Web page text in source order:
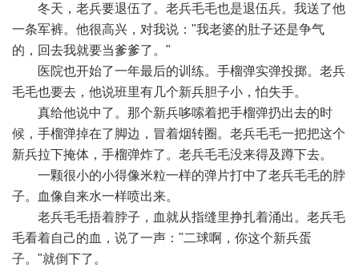
冬天，老兵要退伍了。老兵毛毛也是退伍兵。我送了他
一条军裤。他很高兴，对我说："我老婆的肚子还是争气
的，回去我就要当爹爹了。"
医院也开始了一年最后的训练。手榴弹实弹投掷。老兵
毛毛也要去，他说班里有几个新兵胆子小，怕失手。
真给他说中了。那个新兵哆嗦着把手榴弹扔出去的时
候，手榴弹掉在了脚边，冒着烟转圈。老兵毛毛一把把这个
新兵拉下掩体，手榴弹炸了。老兵毛毛没来得及蹲下去。
一颗很小的小得像米粒一样的弹片打中了老兵毛毛的脖
子。血像自来水一样喷出来。
老兵毛毛捂着脖子，血就从指缝里挣扎着涌出。老兵毛
毛看着自己的血，说了一声："二球啊，你这个新兵蛋
子。"就倒下了。